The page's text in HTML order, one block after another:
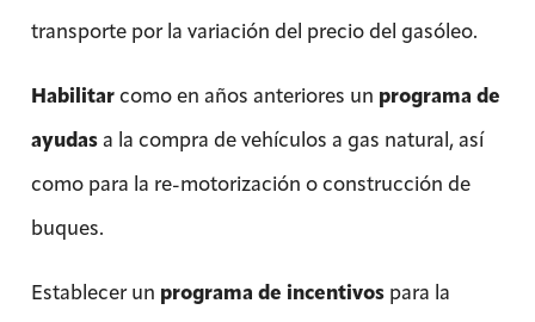
transporte por la variación del precio del gasóleo.
Habilitar como en años anteriores un programa de
ayudasa la compra de vehículos a gas natural, así
como para la re-motorización o construcción de
buques.
Establecer un programa de incentivospara la